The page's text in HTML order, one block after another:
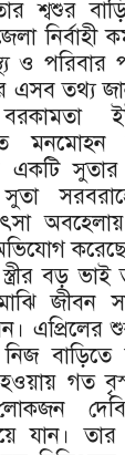
শ্বশুর
নির্বাহী
ও পরিবার
এসব তথ্য
মনমোহন
একটি সুতার
সুতা
বড়
জীবন
এপ্রিলের
বাড়িতে
গত
যান।